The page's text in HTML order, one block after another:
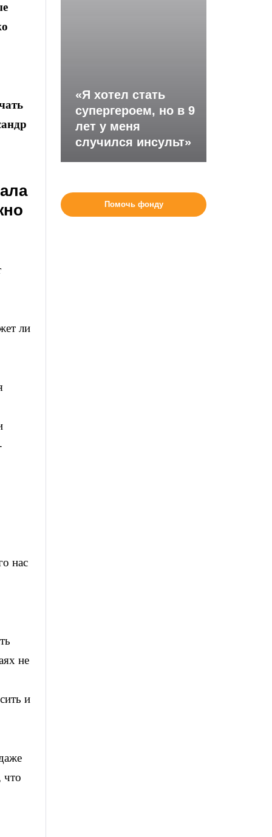
ли
нас
не
и
что
«Я хотел стать
супергероем, но в 9
лет у меня
случился инсульт»
Помочь фонду